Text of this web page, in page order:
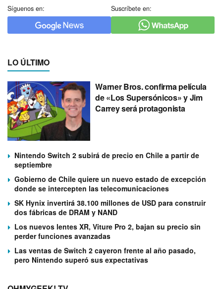
Síguenos en: Suscríbete en:
LO ÚLTIMO
Warner Bros. confirma película
de «Los Supersónicos» y Jim
Carrey será protagonista
Nintendo Switch 2 subirá de precio en Chile a partir de
septiembre
Gobierno de Chile quiere un nuevo estado de excepción
donde se intercepten las telecomunicaciones
SK Hynix invertirá 38.100 millones de USD para construir
dos fábricas de DRAM y NAND
Los nuevos lentes XR, Viture Pro 2, bajan su precio sin
perder funciones avanzadas
Las ventas de Switch 2 cayeron frente al año pasado,
pero Nintendo superó sus expectativas